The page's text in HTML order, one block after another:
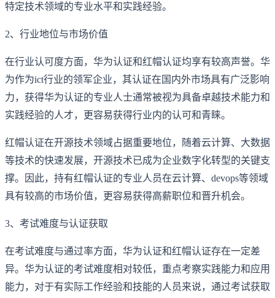
特定技术领域的专业水平和实践经验。
2、行业地位与市场价值
在行业认可度方面，华为认证和红帽认证均享有较高声誉。华
为作为ict行业的领军企业，其认证在国内外市场具有广泛影响
力，获得华为认证的专业人士通常被视为具备卓越技术能力和
实践经验的人才，更容易获得行业内的认可和青睐。
红帽认证在开源技术领域占据重要地位，随着云计算、大数据
等技术的快速发展，开源技术已成为企业数字化转型的关键支
撑。因此，持有红帽认证的专业人员在云计算、devops等领域
具有较高的市场价值，更容易获得高薪职位和晋升机会。
3、考试难度与认证获取
在考试难度与通过率方面，华为认证和红帽认证存在一定差
异。华为认证的考试难度相对较低，重点考察实践能力和应用
能力，对于有实际工作经验和技能的人员来说，通过考试获取